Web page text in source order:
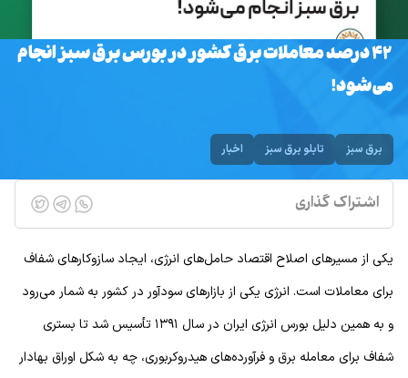
۴۲ درصد معاملات برق کشور در بورس برق سبز انجام
می‌شود!
برق سبز تابلو برق سبز اخبار
اشتراک گذاری
یکی از مسیرهای اصلاح اقتصاد حامل‌های انرژی، ایجاد سازوکارهای شفاف
برای معاملات است. انرژی یکی از بازارهای سودآور در کشور به شمار می‌رود
و به همین دلیل بورس انرژی ایران در سال ۱۳۹۱ تأسیس شد تا بستری
شفاف برای معامله برق و فرآورده‌های هیدروکربوری، چه به شکل اوراق بهادار